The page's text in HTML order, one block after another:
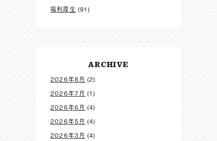
福利厚生 (91)
ARCHIVE
2026年8月 (2)
2026年7月 (1)
2026年6月 (4)
2026年5月 (4)
2026年3月 (4)